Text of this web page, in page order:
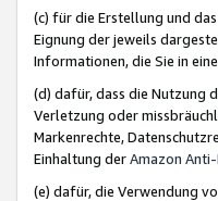
(c) für die Erstellung und
Eignung der jeweils
Informationen, die Sie in
(d) dafür, dass die Nutzung
Verletzung oder
Markenrechte,
Einhaltung derAmazon
(e) dafür, die Verwendung